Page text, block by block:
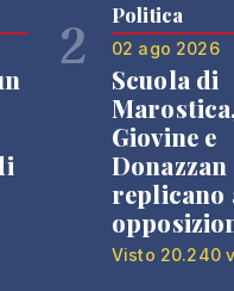
2 Politica
02 ago 2026
Scuola di
Giovine e
Donazzan
replicano
Visto 20.240